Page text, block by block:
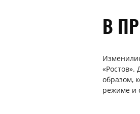
В
«Ростов».
образом,
режиме и